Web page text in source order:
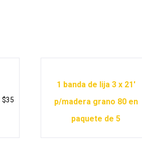
$35
1 banda de lija 3 x 21′
p/madera grano 80 en
paquete de 5